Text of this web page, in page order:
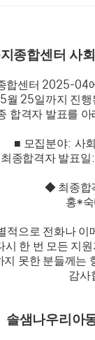
종합센터 사
합센터 2025-04
5월 25일까지 진
합격자 발표를
■ 모집분야: 사
최종합격자 발표일
◆ 최종합
홍*숙
적으로 전화나
시 한 번 모든 지
못한 분들께는
감사
솔샘나우리아